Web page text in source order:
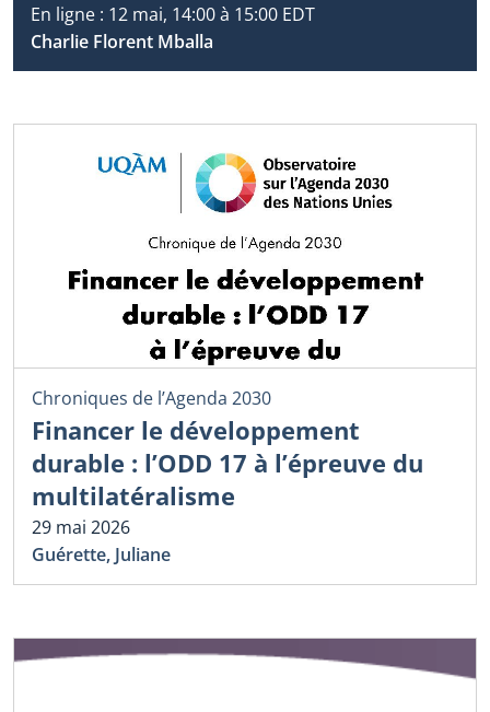
En ligne : 12 mai, 14:00 à 15:00 EDT
Charlie Florent Mballa
Chroniques de l’Agenda 2030
Financer le développement
durable : l’ODD 17 à l’épreuve du
multilatéralisme
29 mai 2026
Guérette, Juliane